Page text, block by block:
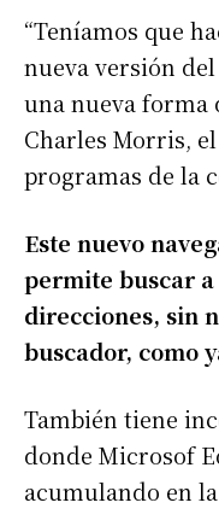
“Teníamos que
nueva versión
una nueva forma
Charles Morris,
programas de la
Este nuevo
permite buscar
direcciones, sin
buscador, como
También tiene
donde Microsof
acumulando en